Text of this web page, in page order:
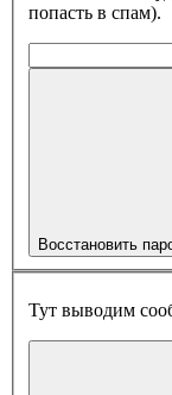
попасть в спам).
Восстановить
Тут выводим